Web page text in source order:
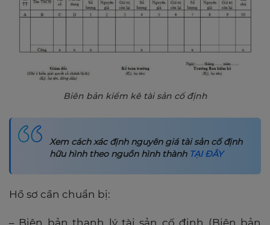
Biên bản kiểm kê tài sản cố định
Xem cách xác định nguyên giá tài sản cố định
hữu hình theo nguồn hình thành TẠI ĐÂY
Hồ sơ cần chuẩn bị:
– Biên bản thanh lý tài sản cố định (Biên bản